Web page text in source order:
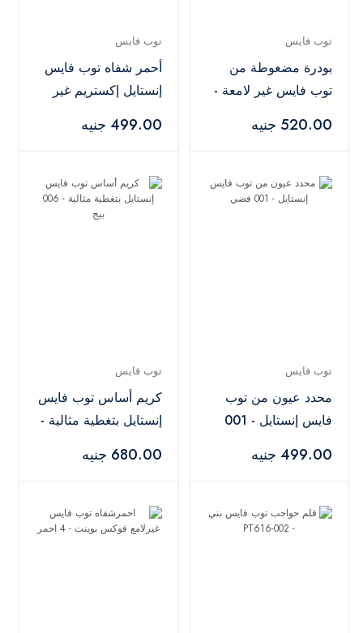
توب فايس
بودرة مضغوطة من
توب فايس غير لامعة -
520.00 جنيه
توب فايس
أحمر شفاه توب فايس
إنستايل إكستريم غير
499.00 جنيه
توب فايس
محدد عيون من توب
فايس إنستايل - 001
499.00 جنيه
توب فايس
كريم أساس توب فايس
إنستايل بتغطية مثالية -
680.00 جنيه